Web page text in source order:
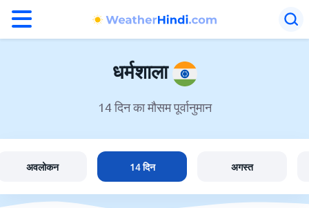
मेंरी लोकेशन
धर्मशाला
14 दिन का मौसम पूर्वानुमान
अवलोकन 14 दिन अगस्त